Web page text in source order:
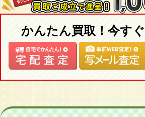
かんたん買取！今すぐ